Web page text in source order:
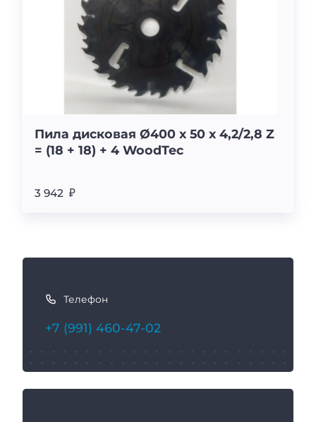
Пила дисковая Ø400 х 50 х 4,2/2,8 Z
= (18 + 18) + 4 WoodTec
3 942 ₽
з
а
Телефон
+7 (991) 460-47-02